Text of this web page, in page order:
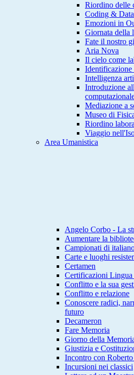
Riordino delle
Coding &
Emozioni in
Giornata della
Fate il nostro
Aria Nova
Il cielo come
Intelligenza
Introduzione
Mediazione a
Museo di
Riordino
Viaggio
Area Umanistica
Angelo Corbo - La
Aumentare la
Campionati di
Carte e luoghi
Certamen
Certificazioni Lingua
Conflitto e la sua
Conflitto e relazione
Conoscere radici,
futuro
Decameron
Fare Memoria
Giorno della
Giustizia e
Incontro con
Incursioni nei classici